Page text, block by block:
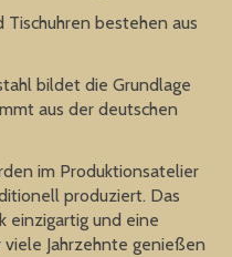
bestehen aus
bildet die Grundlage
aus der deutschen
im Produktionsatelier
produziert. Das
einzigartig und eine
Jahrzehnte genießen